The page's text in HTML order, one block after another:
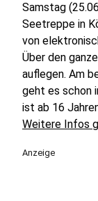
Samstag
Seetreppe in
von
Über den
auflegen. Am
geht es schon
ist ab 16
Weitere Infos
Anzeige